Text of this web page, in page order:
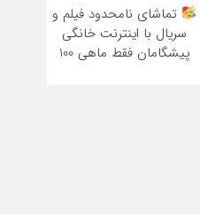
تماشای نامحدود فیلم و
سریال با اینترنت خانگی
پیشگامان فقط ماهی 100